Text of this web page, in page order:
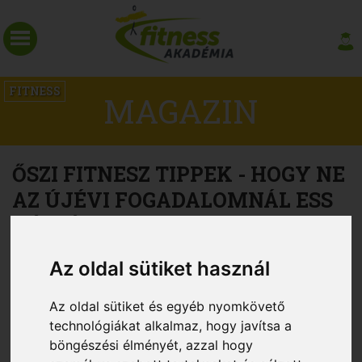
Az oldal sütiket használ
Az oldal sütiket és egyéb nyomkövető
technológiákat alkalmaz, hogy javítsa a
böngészési élményét, azzal hogy
FITNESS MAGAZIN
ŐSZI FITNESZ TIPPEK - HOGY NE
AZ ÚJÉVI FOGADALOMNÁL ESS